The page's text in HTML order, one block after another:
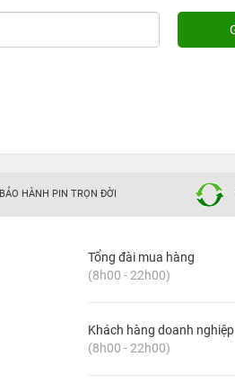
BẢO HÀNH PIN TRỌN ĐỜI
Tổng đài mua hàng
(8h00 - 22h00)
Khách hàng doanh nghiệp
(8h00 - 22h00)